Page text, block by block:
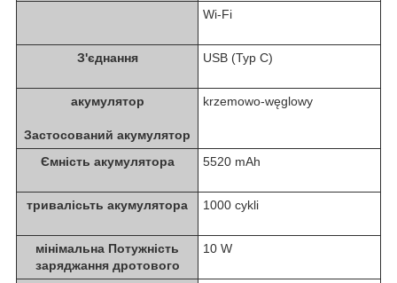
Wi-Fi
З'єднання USB (Typ C)
акумулятор
Застосований акумулятор
krzemowo-węglowy
Ємність акумулятора 5520 mAh
тривалісьть акумулятора 1000 cykli
мінімальна Потужність
заряджання дротового
10 W